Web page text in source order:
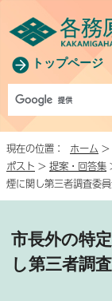
トップページ
現在の位置： ホーム >
ポスト > 提案・回答集
煙に関し第三者調査委
市長外の特
し第三者調